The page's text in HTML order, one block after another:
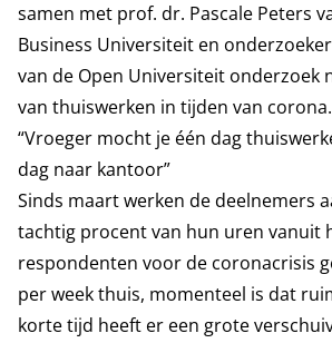
samen met prof. dr. Pascale Peters
Business Universiteit en
van de Open Universiteit onderzoek
van thuiswerken in tijden van corona.
“Vroeger mocht je één dag
dag naar kantoor”
Sinds maart werken de deelnemers
tachtig procent van hun uren vanuit
respondenten voor de coronacrisis
per week thuis, momenteel is dat
korte tijd heeft er een grote